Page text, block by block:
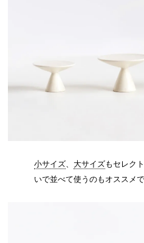
小サイズ、 大サイズもセレク
いで並べて使うのもオススメで